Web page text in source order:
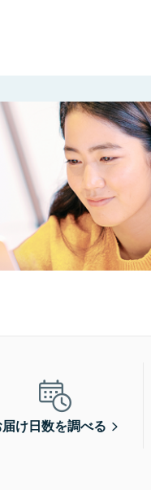
け日数を調べる